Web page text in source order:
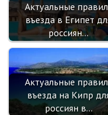
Актуальные
въезда в Египет
россиян…
Актуальные
въезда на Кипр
россиян в…